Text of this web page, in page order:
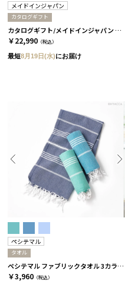
メイドインジャパン
カタログギフト
カタログギフト/メイドインジャパン 全5種 MJ21
￥22,990 （税込）
最短8月19日(水)にお届け
ペシテマル
タオル
ペシテマル ファブリックタオル 3カラー アイスランド
￥3,960 （税込）